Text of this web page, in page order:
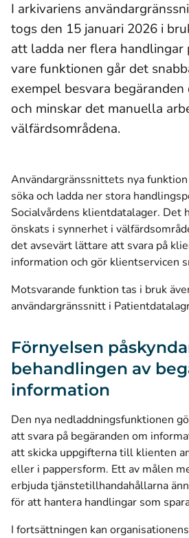
I arkivariens
togs den 15 januari 2026 i
att ladda ner flera handlingar
vare funktionen går det
exempel besvara
och minskar det manuella
välfärdsområdena.
Användargränssnittets nya
söka och ladda ner stora
Socialvårdens klientdatalager. Det
önskats i synnerhet i
det avsevärt lättare att svara på
information och gör klientservicen
Motsvarande funktion tas i bruk
användargränssnitt i
Förnyelsen
behandlingen av
information
Den nya nedladdningsfunktionen
att svara på begäranden om
att skicka uppgifterna till klienten
eller i pappersform. Ett av målen
erbjuda tjänstetillhandahållarna
för att hantera handlingar som
I fortsättningen kan